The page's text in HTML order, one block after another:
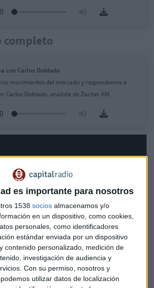
es importante para nosotros
1538 socios almacenamos y/o
en un dispositivo, como cookies,
personales, como identificadores
estándar enviada por un dispositivo
contenido personalizado, medición de
investigación de audiencia y
Con su permiso, nosotros y
utilizar datos de localización
completo
con Carlos Doblado
movimientos del mercado y respondemos a
Carlos Doblado, analista de Zacher AM.